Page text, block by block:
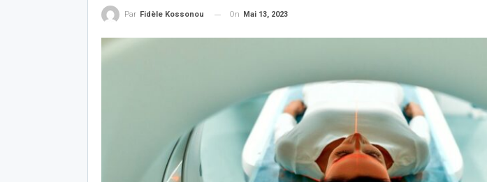
Par Fidèle Kossonou On Mai 13, 2023